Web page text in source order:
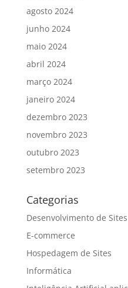
agosto 2024
junho 2024
maio 2024
abril 2024
março 2024
janeiro 2024
dezembro 2023
novembro 2023
outubro 2023
setembro 2023
Categorias
Desenvolvimento de Sites
E-commerce
Hospedagem de Sites
Informática